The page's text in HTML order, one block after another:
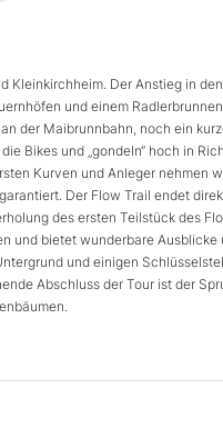
Kleinkirchheim. Der Anstieg in
und einem
der Maibrunnbahn, noch ein
Bikes und „gondeln“ hoch in
Kurven und Anleger nehmen
Der Flow Trail endet
des ersten Teilstück des
und bietet wunderbare
und einigen
Abschluss der Tour ist der